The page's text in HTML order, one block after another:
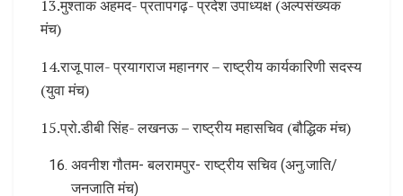
13.मुश्ताक अहमद- प्रतापगढ़- प्रदेश उपाध्यक्ष (अल्पसंख्यक
मंच)
14.राजू पाल- प्रयागराज महानगर – राष्ट्रीय कार्यकारिणी सदस्य
(युवा मंच)
15.प्रो.डीबी सिंह- लखनऊ – राष्ट्रीय महासचिव (बौद्धिक मंच)
अवनीश गौतम- बलरामपुर- राष्ट्रीय सचिव (अनु.जाति/
जनजाति मंच)